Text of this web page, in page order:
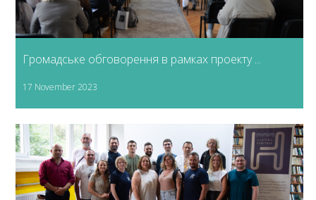
Громадське обговорення в рамках проекту ...
17 November 2023